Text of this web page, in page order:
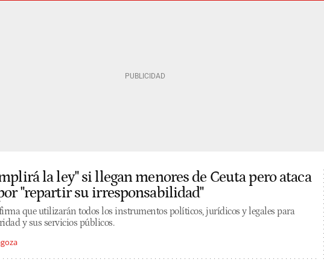
la ley" si llegan menores de Ceuta pero ataca
"repartir su irresponsabilidad"
que utilizarán todos los instrumentos políticos, jurídicos y legales para
y sus servicios públicos.